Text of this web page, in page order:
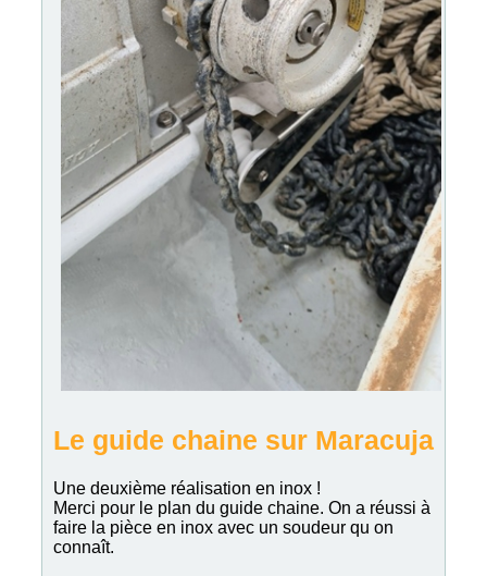
Le guide chaine sur Maracuja
Une deuxième réalisation en inox !
Merci pour le plan du guide chaine. On a réussi à
faire la pièce en inox avec un soudeur qu on
connaît.